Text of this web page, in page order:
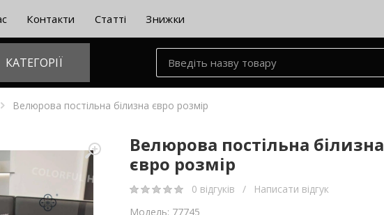
Контакти Статті Знижки
КАТЕГОРІЇ
Велюрова постільна білизна євро розмір
Велюрова постільна білизна
євро розмір
0 відгуків /
Написати відгук
Модель: 77745